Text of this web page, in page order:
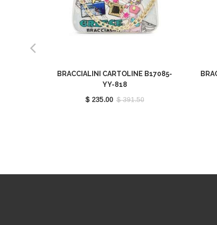
BRACCIALINI CARTOLINE B17085-
YY-818
$ 235.00 $ 391.50